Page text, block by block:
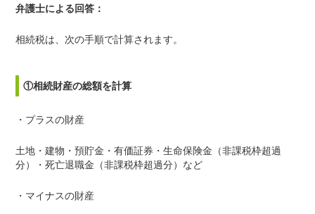
弁護士による回答：
相続税は、次の手順で計算されます。
①相続財産の総額を計算
・プラスの財産
土地・建物・預貯金・有価証券・生命保険金（非課税枠超過
分）・死亡退職金（非課税枠超過分）など
・マイナスの財産